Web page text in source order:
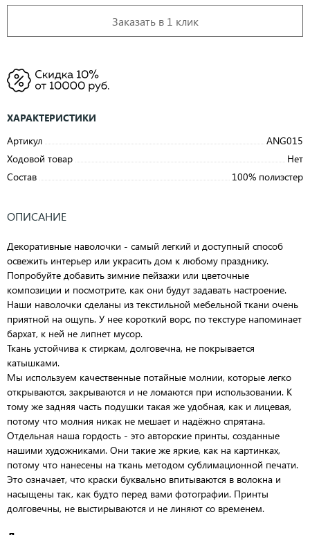
Заказать в 1 клик
ХАРАКТЕРИСТИКИ
Артикул
ANG015
Ходовой товар
Нет
Состав
100% полиэстер
ОПИСАНИЕ
Декоративные наволочки - самый легкий и доступный способ
освежить интерьер или украсить дом к любому празднику.
Попробуйте добавить зимние пейзажи или цветочные
композиции и посмотрите, как они будут задавать настроение.
Наши наволочки сделаны из текстильной мебельной ткани очень
приятной на ощупь. У нее короткий ворс, по текстуре напоминает
бархат, к ней не липнет мусор.
Ткань устойчива к стиркам, долговечна, не покрывается
катышками.
Мы используем качественные потайные молнии, которые легко
открываются, закрываются и не ломаются при использовании. К
тому же задняя часть подушки такая же удобная, как и лицевая,
потому что молния никак не мешает и надёжно спрятана.
Отдельная наша гордость - это авторские принты, созданные
нашими художниками. Они такие же яркие, как на картинках,
потому что нанесены на ткань методом сублимационной печати.
Это означает, что краски буквально впитываются в волокна и
насыщены так, как будто перед вами фотографии. Принты
долговечны, не выстирываются и не линяют со временем.